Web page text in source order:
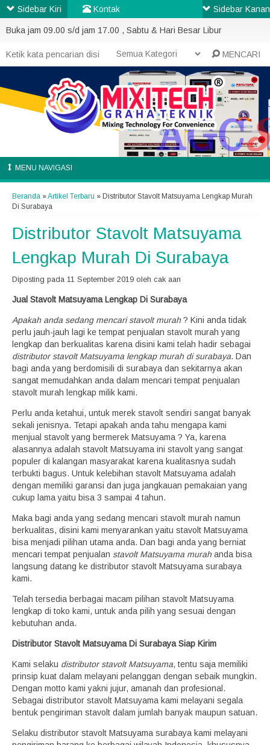
Buka jam 09.00 s/d jam 17.00 , Sabtu & Hari Besar Libur
MENCARI
MENU NAVIGASI
Beranda »Artikel Terbaru » Distributor Stavolt Matsuyama Lengkap Murah
Di Surabaya
Distributor Stavolt Matsuyama
Lengkap Murah Di Surabaya
Diposting pada 11 September 2019 oleh cak aan
Jual Stavolt Matsuyama Lengkap Di Surabaya
Apakah anda sedang mencari stavolt murah? Kini anda tidak
perlu jauh-jauh lagi ke tempat penjualan stavolt murah yang
lengkap dan berkualitas karena disini kami telah hadir sebagai
distributor stavolt Matsuyama lengkap murah di surabaya. Dan
bagi anda yang berdomisili di surabaya dan sekitarnya akan
sangat memudahkan anda dalam mencari tempat penjualan
stavolt murah lengkap milik kami.
Perlu anda ketahui, untuk merek stavolt sendiri sangat banyak
sekali jenisnya. Tetapi apakah anda tahu mengapa kami
menjual stavolt yang bermerek Matsuyama ? Ya, karena
alasannya adalah stavolt Matsuyama ini stavolt yang sangat
populer di kalangan masyarakat karena kualitasnya sudah
terbukti bagus. Untuk kelebihan stavolt Matsuyama adalah
dengan memiliki garansi dan juga jangkauan pemakaian yang
cukup lama yaitu bisa 3 sampai 4 tahun.
Maka bagi anda yang sedang mencari stavolt murah namun
berkualitas, disini kami menyarankan yaitu stavolt Matsuyama
bisa menjadi pilihan utama anda. Dan bagi anda yang berniat
mencari tempat penjualan stavolt Matsuyama murahanda bisa
langsung datang ke distributor stavolt Matsuyama surabaya
kami.
Telah tersedia berbagai macam pilihan stavolt Matsuyama
lengkap di toko kami, untuk anda pilih yang sesuai dengan
kebutuhan anda.
Distributor Stavolt Matsuyama Di Surabaya Siap Kirim
Kami selaku distributor stavolt Matsuyama, tentu saja memiliki
prinsip kuat dalam melayani pelanggan dengan sebaik mungkin.
Dengan motto kami yakni jujur, amanah dan profesional.
Sebagai distributor stavolt Matsuyama kami melayani segala
bentuk pengiriman stavolt dalam jumlah banyak maupun satuan.
Selaku distributor stavolt Matsuyama surabaya kami melayani
Sidebar Kiri Kontak Sidebar Kanan